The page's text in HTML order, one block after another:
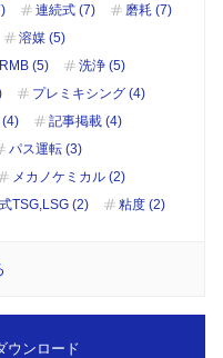
連続式 (7)
磨耗 (7)
溶媒 (5)
(5)
洗浄 (5)
プレミキシング (4)
(4)
記事掲載 (4)
パス運転 (3)
メカノケミカル (2)
TSG,LSG (2) 粘度 (2)
ウンロード